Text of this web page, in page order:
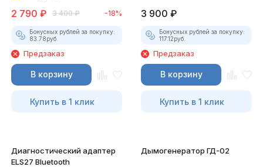
2 790 ₽ 3 400 ₽ -18%
Бонусных рублей за покупку:
83.78руб.
Предзаказ
В корзину
Купить в 1 клик
3 900 ₽
Бонусных рублей за покупку:
117.12руб.
Предзаказ
В корзину
Купить в 1 клик
Диагностический адаптер
ELS27 Bluetooth
Дымогенератор ГД-02